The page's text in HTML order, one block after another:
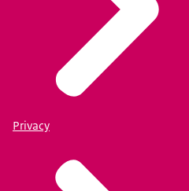
Privacy